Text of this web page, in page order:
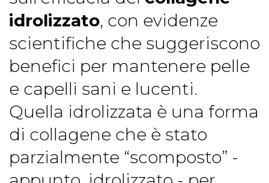
idrolizzato, con evidenze
scientifiche che suggeriscono
benefici per mantenere pelle
e capelli sani e lucenti.
Quella idrolizzata è una forma
di collagene che è stato
parzialmente “scomposto” -